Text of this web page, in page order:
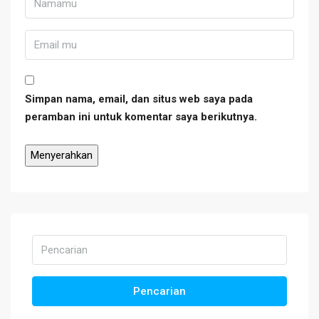
Simpan nama, email, dan situs web saya pada
peramban ini untuk komentar saya berikutnya.
Pencarian